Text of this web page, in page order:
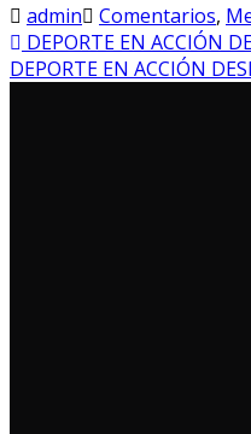
admin Comentarios,
DEPORTE EN ACCIÓN
DEPORTE EN ACCIÓN